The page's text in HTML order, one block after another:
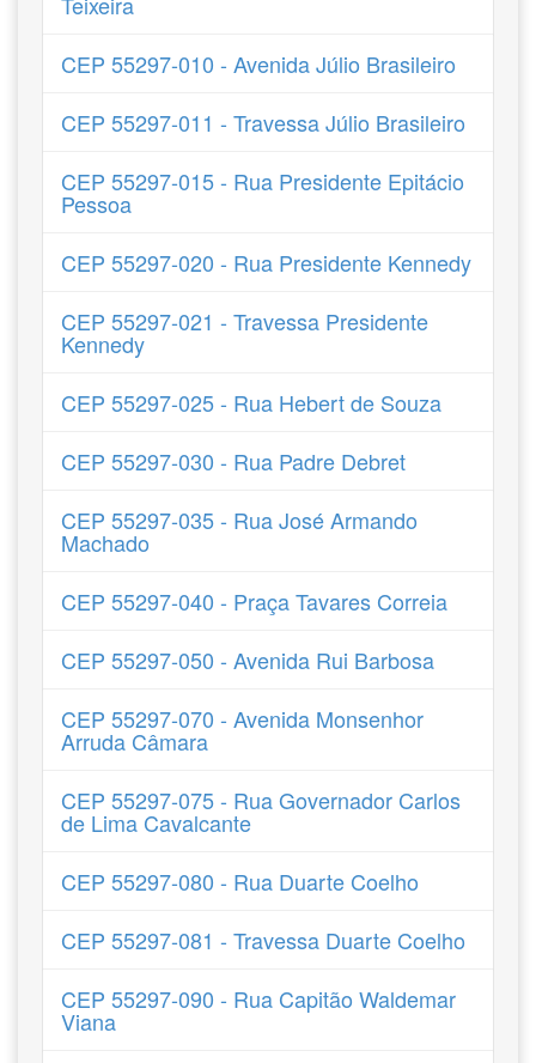
CEP 55297-010 - Avenida Júlio Brasileiro
CEP 55297-011 - Travessa Júlio Brasileiro
CEP 55297-015 - Rua Presidente Epitácio
Pessoa
CEP 55297-020 - Rua Presidente Kennedy
CEP 55297-021 - Travessa Presidente
Kennedy
CEP 55297-025 - Rua Hebert de Souza
CEP 55297-030 - Rua Padre Debret
CEP 55297-035 - Rua José Armando
Machado
CEP 55297-040 - Praça Tavares Correia
CEP 55297-050 - Avenida Rui Barbosa
CEP 55297-070 - Avenida Monsenhor
Arruda Câmara
CEP 55297-075 - Rua Governador Carlos
de Lima Cavalcante
CEP 55297-080 - Rua Duarte Coelho
CEP 55297-081 - Travessa Duarte Coelho
CEP 55297-090 - Rua Capitão Waldemar
Viana